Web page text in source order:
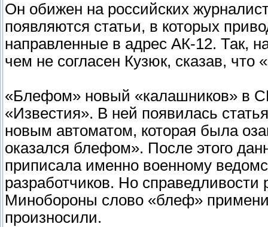
Он обижен на российских
появляются статьи, в которых
направленные в адрес АК-12. Так,
чем не согласен Кузюк, сказав,
«Блефом» новый «калашников» в
«Известия». В ней появилась
новым автоматом, которая была
оказался блефом». После этого
приписала именно военному
разработчиков. Но справедливости
Минобороны слово «блеф»
произносили.